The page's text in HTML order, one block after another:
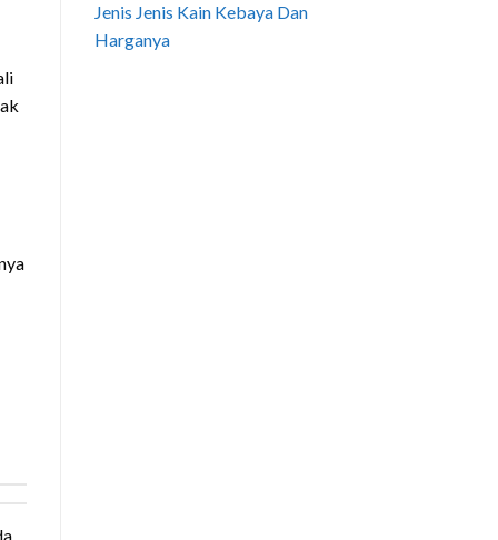
Jenis Jenis Kain Kebaya Dan
Harganya